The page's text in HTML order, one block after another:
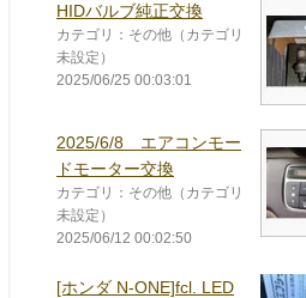
HIDバルブ純正交換
カテゴリ：その他（カテゴリ
未設定）
2025/06/25 00:03:01
2025/6/8 エアコンモー
ドモーター交換
カテゴリ：その他（カテゴリ
未設定）
2025/06/12 00:02:50
[ホンダ N-ONE]fcl. LED